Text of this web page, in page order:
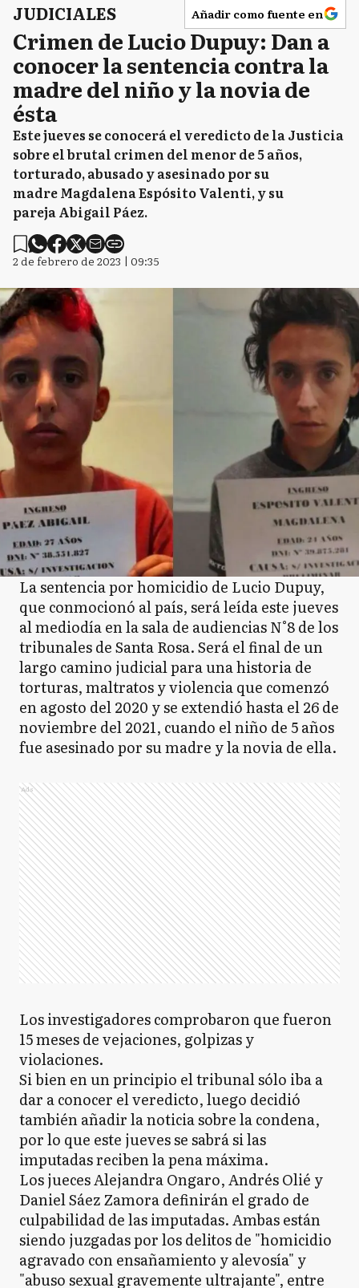
JUDICIALES Añadir como fuente en
Crimen de Lucio Dupuy: Dan a
conocer la sentencia contra la
madre del niño y la novia de
ésta
Este jueves se conocerá el veredicto de la Justicia
sobre el brutal crimen del menor de 5 años,
torturado, abusado y asesinado por su
madre Magdalena Espósito Valenti, y su
pareja Abigail Páez.
2 de febrero de 2023 | 09:35
La sentencia por homicidio de Lucio Dupuy,
que conmocionó al país, será leída este jueves
al mediodía en la sala de audiencias N°8 de los
tribunales de Santa Rosa. Será el final de un
largo camino judicial para una historia de
torturas, maltratos y violencia que comenzó
en agosto del 2020 y se extendió hasta el 26 de
noviembre del 2021, cuando el niño de 5 años
fue asesinado por su madre y la novia de ella.
Ads
Los investigadores comprobaron que fueron
15 meses de vejaciones, golpizas y
violaciones.
Si bien en un principio el tribunal sólo iba a
dar a conocer el veredicto, luego decidió
también añadir la noticia sobre la condena,
por lo que este jueves se sabrá si las
imputadas reciben la pena máxima.
Los jueces Alejandra Ongaro, Andrés Olié y
Daniel Sáez Zamora definirán el grado de
culpabilidad de las imputadas. Ambas están
siendo juzgadas por los delitos de "homicidio
agravado con ensañamiento y alevosía" y
"abuso sexual gravemente ultrajante", entre